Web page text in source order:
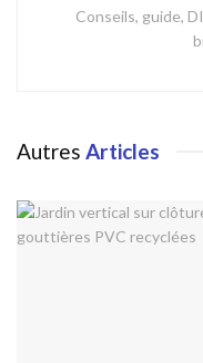
Conseils, guide,
Autres Articles